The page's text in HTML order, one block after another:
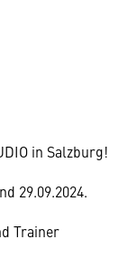
in Salzburg!
29.09.2024.
Trainer